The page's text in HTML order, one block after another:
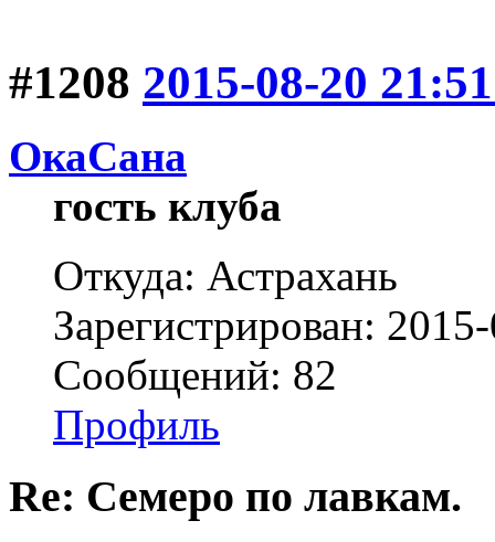
#1208 2015-08-20
ОкаСана
гость клуба
Откуда: Астрахань
Зарегистрирован:
Сообщений: 82
Профиль
Re: Семеро по лавкам.